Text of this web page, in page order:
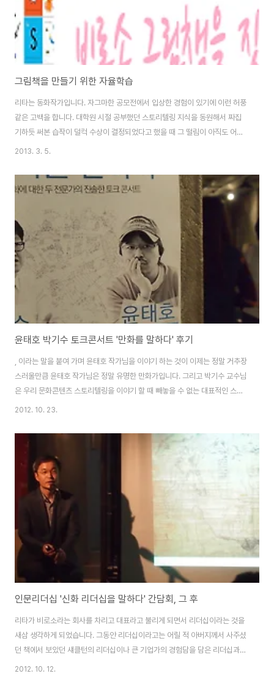
그림책을 만들기 위한 자율학습
리타는 동화작가입니다. 자그마한 공모전에서 입상한 경험이 있기에 이런 허풍
같은 고백을 합니다. 대학원 시절 공부했던 스토리텔링 지식을 동원해서 짜집
기하듯 써본 습작이 덜컥 수상이 결정되었다고 했을 때 그 떨림이 아직도 어제
일마냥 기억에 선합니다. '에이 이건 다 아는 이야기잖아'하는 이야기들이 참으
게 신선하다고 하지 못할 그런 이야기였어요. 이렇게 동화작가입네~ 이야기를
하는 것은 아무리 작은 대회에서 작은 상을 받았다고 하더라도 그 경험은 결코
작은 것이 아니라는 생각을 하기 때문입니다. 비록 오랜 기간 애써서 쓴 글이 아
니라 엉겁결에 타게 되어 운이 좋았다고 이야기를 할 지언정 그 글을 심사하고
많은 편의 글 중에 손에 꼽는..
2013. 3. 5.
윤태호 박기수 토크콘서트 '만화를 말하다' 후기
, 이라는 말을 붙여 가며 윤태호 작가님을 이야기 하는 것이 이제는 정말 거추장
스러울만큼 윤태호 작가님은 정말 유명한 만화가입니다. 그리고 박기수 교수님
은 우리 문화콘텐츠 스토리텔링을 이야기 할 때 빼놓을 수 없는 대표적인 스토
리텔링 학자입니다. 올 봄 부터 저는 이 두 분의 대담 형식의 토크 콘서트를 열
과 박기수 교수님께 어려운 시간을 내어주시기로 약속하셔서 어찌나 꿈만 같았
는 지 모릅니다. 시간이 훌쩍 지나 이렇게 실제로 두 분이 진지하고 또 유쾌하게
말씀을 나누는 모습을 보게 되었다는 것이 아직도 꿈만 같네요. 비로소가 10월
기획으로 준비한 에서 이렇게 두 전문가를 모시고 라는 제목으로 토크 콘서트
를 열었습니다. 관객으로 ..
2012. 10. 23.
인문리더십 '신화 리더십을 말하다' 간담회, 그 후
리타가 비로소라는 회사를 차리고 대표라고 불리게 되면서 리더십이라는 것을
새삼 생각하게 되었습니다. 그동안 리더십이라고는 어릴 적 아버지께서 사주셨
던 책에서 보았던 섀클턴의 리더십이나 큰 기업가의 경험담을 담은 리더십과
같이 극한의 상황이나 철저하게 경쟁위주인 시점에서 발하게 되는 리더십이었
2012. 10. 12.